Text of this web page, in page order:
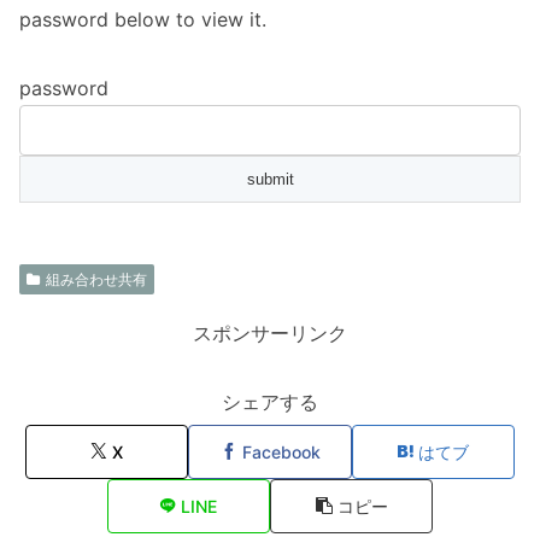
password below to view it.
password
組み合わせ共有
スポンサーリンク
シェアする
X Facebook はてブ
LINE コピー